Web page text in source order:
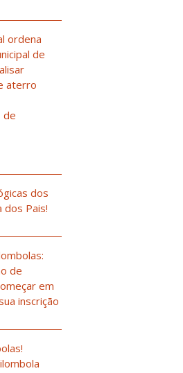
ordena
de
aterro
de
dos
dos Pais!
de
em
inscrição